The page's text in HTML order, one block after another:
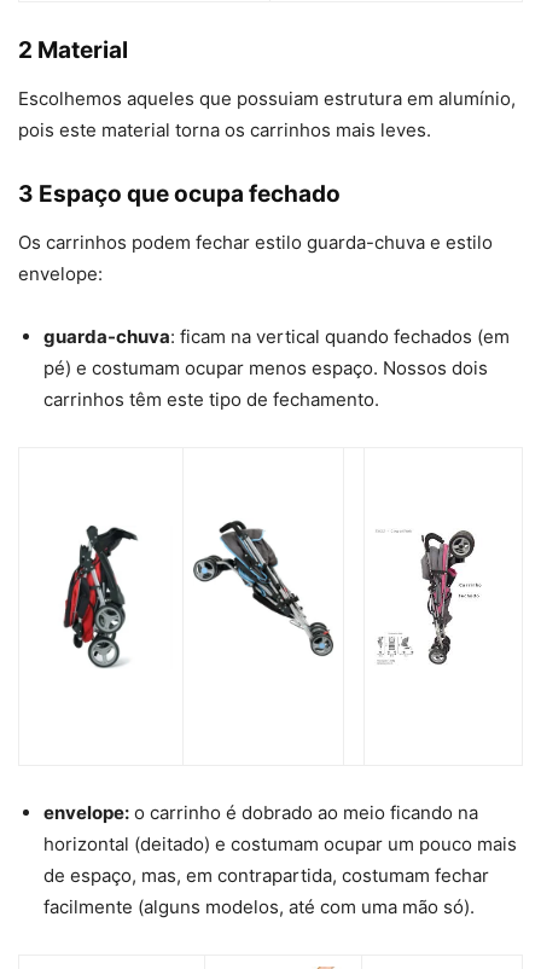
2 Material
Escolhemos aqueles que possuiam estrutura em alumínio,
pois este material torna os carrinhos mais leves.
3 Espaço que ocupa fechado
Os carrinhos podem fechar estilo guarda-chuva e estilo
envelope:
guarda-chuva: ficam na vertical quando fechados (em
pé) e costumam ocupar menos espaço. Nossos dois
carrinhos têm este tipo de fechamento.
envelope: o carrinho é dobrado ao meio ficando na
horizontal (deitado) e costumam ocupar um pouco mais
de espaço, mas, em contrapartida, costumam fechar
facilmente (alguns modelos, até com uma mão só).